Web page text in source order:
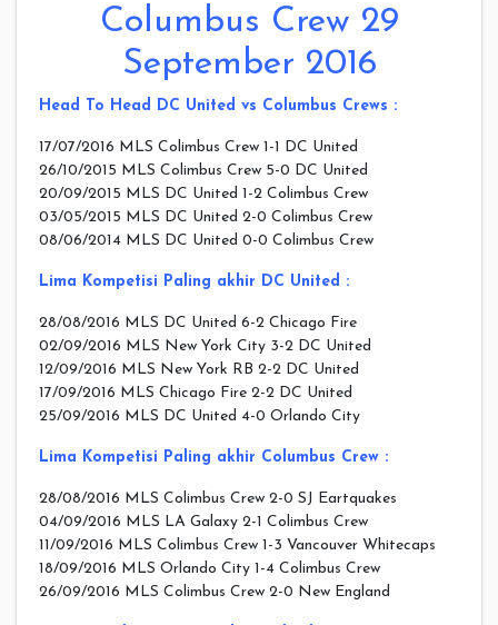
Columbus Crew 29
September 2016
Head To Head DC United vs Columbus Crews :
17/07/2016 MLS Colimbus Crew 1-1 DC United
26/10/2015 MLS Colimbus Crew 5-0 DC United
20/09/2015 MLS DC United 1-2 Colimbus Crew
03/05/2015 MLS DC United 2-0 Colimbus Crew
08/06/2014 MLS DC United 0-0 Colimbus Crew
Lima Kompetisi Paling akhir DC United :
28/08/2016 MLS DC United 6-2 Chicago Fire
02/09/2016 MLS New York City 3-2 DC United
12/09/2016 MLS New York RB 2-2 DC United
17/09/2016 MLS Chicago Fire 2-2 DC United
25/09/2016 MLS DC United 4-0 Orlando City
Lima Kompetisi Paling akhir Columbus Crew :
28/08/2016 MLS Colimbus Crew 2-0 SJ Eartquakes
04/09/2016 MLS LA Galaxy 2-1 Colimbus Crew
11/09/2016 MLS Colimbus Crew 1-3 Vancouver Whitecaps
18/09/2016 MLS Orlando City 1-4 Colimbus Crew
26/09/2016 MLS Colimbus Crew 2-0 New England